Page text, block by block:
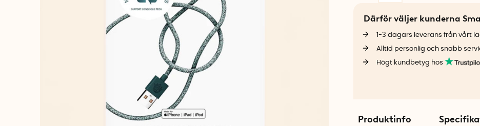
Därför väljer kunderna
1-3 dagars leverans från vårt
Alltid personlig och snabb
Högt kundbetyg hos
Produktinfo